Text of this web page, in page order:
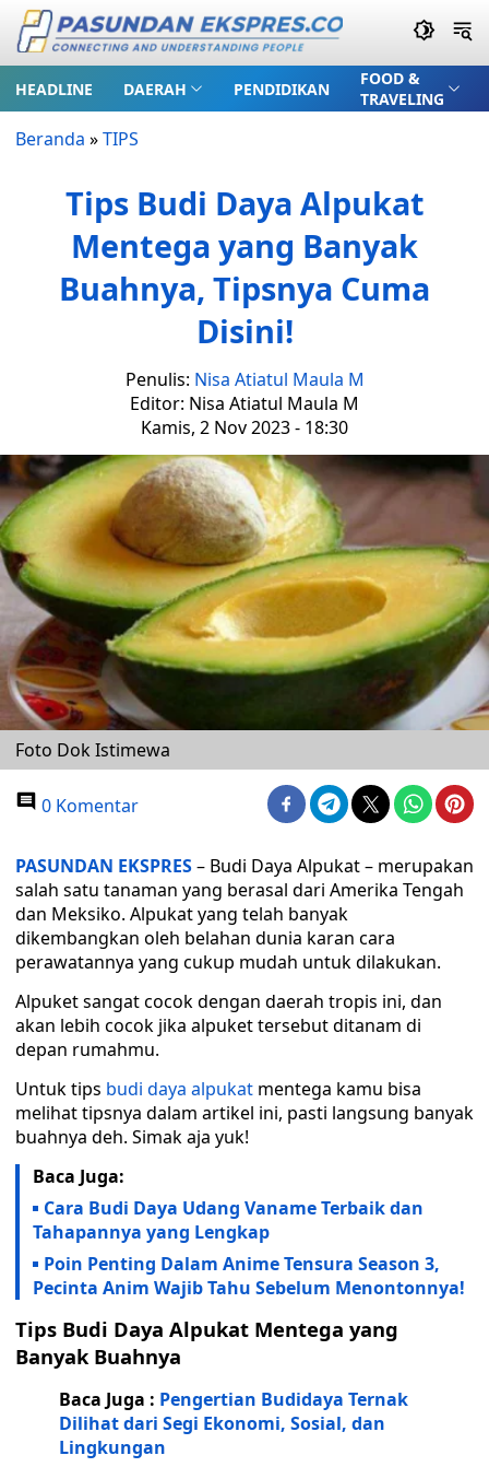
HEADLINE DAERAH PENDIDIKAN
FOOD &
TRAVELING
Beranda »TIPS
Tips Budi Daya Alpukat
Mentega yang Banyak
Buahnya, Tipsnya Cuma
Disini!
Penulis: Nisa Atiatul Maula M
Editor: Nisa Atiatul Maula M
Kamis, 2 Nov 2023 - 18:30
Foto Dok Istimewa
0 Komentar
PASUNDAN EKSPRES– Budi Daya Alpukat – merupakan
salah satu tanaman yang berasal dari Amerika Tengah
dan Meksiko. Alpukat yang telah banyak
dikembangkan oleh belahan dunia karan cara
perawatannya yang cukup mudah untuk dilakukan.
Alpuket sangat cocok dengan daerah tropis ini, dan
akan lebih cocok jika alpuket tersebut ditanam di
depan rumahmu.
Untuk tips budi daya alpukat mentega kamu bisa
melihat tipsnya dalam artikel ini, pasti langsung banyak
buahnya deh. Simak aja yuk!
Baca Juga:
Cara Budi Daya Udang Vaname Terbaik dan
Tahapannya yang Lengkap
Poin Penting Dalam Anime Tensura Season 3,
Pecinta Anim Wajib Tahu Sebelum Menontonnya!
Tips Budi Daya Alpukat Mentega yang
Banyak Buahnya
Baca Juga : Pengertian Budidaya Ternak
Dilihat dari Segi Ekonomi, Sosial, dan
Lingkungan